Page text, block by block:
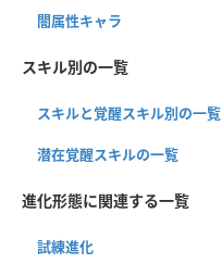
闇属性キャラ
スキル別の一覧
スキルと覚醒スキル別の一覧
潜在覚醒スキルの一覧
進化形態に関連する一覧
試練進化